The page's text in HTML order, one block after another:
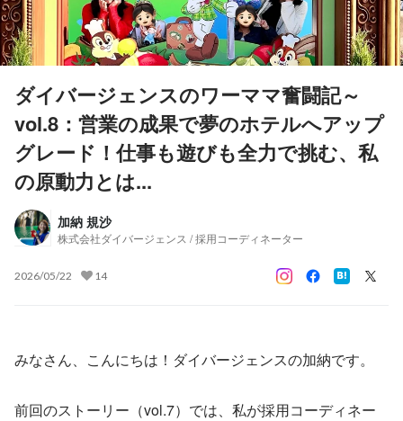
ダイバージェンスのワーママ奮闘記～
vol.8：営業の成果で夢のホテルへアップ
グレード！仕事も遊びも全力で挑む、私
の原動力とは...
加納 規沙
株式会社ダイバージェンス / 採用コーディネーター
2026/05/22 14
みなさん、こんにちは！ダイバージェンスの加納です。
前回のストーリー（vol.7）では、私が採用コーディネー